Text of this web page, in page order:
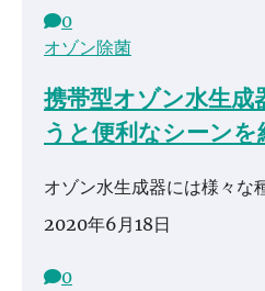
0
オゾン除菌
携帯型オゾン水生
うと便利なシーンを
オゾン水生成器には様々な
2020年6月18日
0